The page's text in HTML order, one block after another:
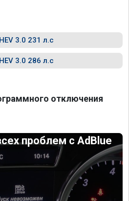
3.0 231 л.с
3.0 286 л.с
отключения
проблем с AdBlue